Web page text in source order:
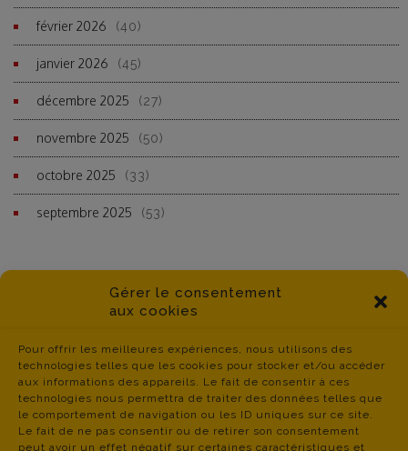
Gérer le consentement
aux cookies
Pour offrir les meilleures expériences, nous utilisons des
technologies telles que les cookies pour stocker et/ou accéder
aux informations des appareils. Le fait de consentir à ces
technologies nous permettra de traiter des données telles que
le comportement de navigation ou les ID uniques sur ce site.
Le fait de ne pas consentir ou de retirer son consentement
peut avoir un effet négatif sur certaines caractéristiques et
février 2026 (40)
janvier 2026 (45)
décembre 2025 (27)
novembre 2025 (50)
octobre 2025 (33)
septembre 2025 (53)